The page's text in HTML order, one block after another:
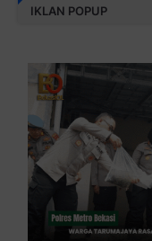
IKLAN POPUP